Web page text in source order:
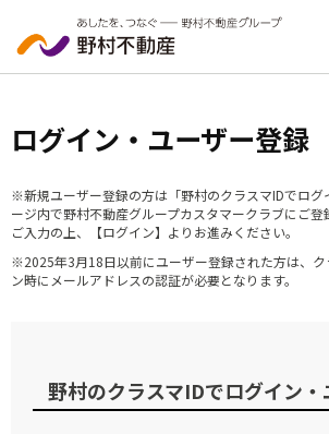
ログイン・ユーザー登録
※新規ユーザー登録の方は「野村のクラスマIDでログ
ージ内で野村不動産グループカスタマークラブにご登
ご入力の上、【ログイン】よりお進みください。
※2025年3月18日以前にユーザー登録された方は、ク
ン時にメールアドレスの認証が必要となります。
野村のクラスマIDでログイン